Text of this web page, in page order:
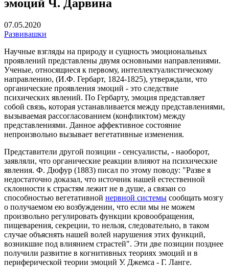
эмоций Ч. Дарвина
07.05.2020
Развивашки
Научные взгляды на природу и сущность эмоциональных
проявлений представлены двумя основными направлениями.
Ученые, относящиеся к первому, интеллектуалистическому
направлению, (И.Ф. Гербарт, 1824-1825), утверждали, что
органические проявления эмоций - это следствие
психических явлений. По Гербарту, эмоция представляет
собой связь, которая устанавливается между представлениями,
вызываемая рассогласованием (конфликтом) между
представлениями. Данное аффективное состояние
непроизвольно вызывает вегетативные изменения.
Представители другой позиции - сенсуалисты, - наоборот,
заявляли, что органические реакции влияют на психические
явления. Ф. Дюфур (1883) писал по этому поводу: "Разве я
недостаточно доказал, что источник нашей естественной
склонности к страстям лежит не в душе, а связан со
способностью вегетативной нервной системы сообщать мозгу
о получаемом ею возбуждении, что если мы не можем
произвольно регулировать функции кровообращения,
пищеварения, секреции, то нельзя, следовательно, в таком
случае объяснять нашей волей нарушения этих функций,
возникшие под влиянием страстей". Эти две позиции позднее
получили развитие в когнитивных теориях эмоций и в
периферической теории эмоций У. Джемса - Г. Ланге.